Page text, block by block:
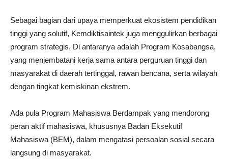
Sebagai bagian dari upaya memperkuat ekosistem pendidikan
tinggi yang solutif, Kemdiktisaintek juga menggulirkan berbagai
program strategis. Di antaranya adalah Program Kosabangsa,
yang menjembatani kerja sama antara perguruan tinggi dan
masyarakat di daerah tertinggal, rawan bencana, serta wilayah
dengan tingkat kemiskinan ekstrem.
Ada pula Program Mahasiswa Berdampak yang mendorong
peran aktif mahasiswa, khususnya Badan Eksekutif
Mahasiswa (BEM), dalam mengatasi persoalan sosial secara
langsung di masyarakat.